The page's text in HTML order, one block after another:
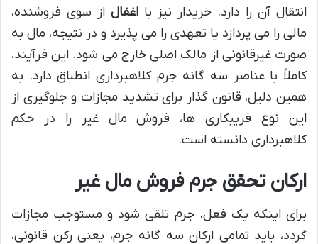
انتقال آن را دارد. خریدار نیز با اغفال از سوی فروشنده،
مالی را می پردازد یا تعهدی را می پذیرد و در نتیجه، مال به
صورت غیرقانونی از مالک اصلی خارج می شود. این فرآیند،
کاملاً با عناصر سه گانه جرم کلاهبرداری انطباق دارد. به
همین دلیل، قانون گذار برای تشدید مجازات و جلوگیری از
این نوع فریبکاری ها، فروش مال غیر را در حکم
کلاهبرداری دانسته است.
ارکان تحقق جرم فروش مال غیر
برای اینکه یک فعل، جرم تلقی شود و مستوجب مجازات
گردد، باید تمامی ارکان سه گانه جرم، یعنی رکن قانونی،